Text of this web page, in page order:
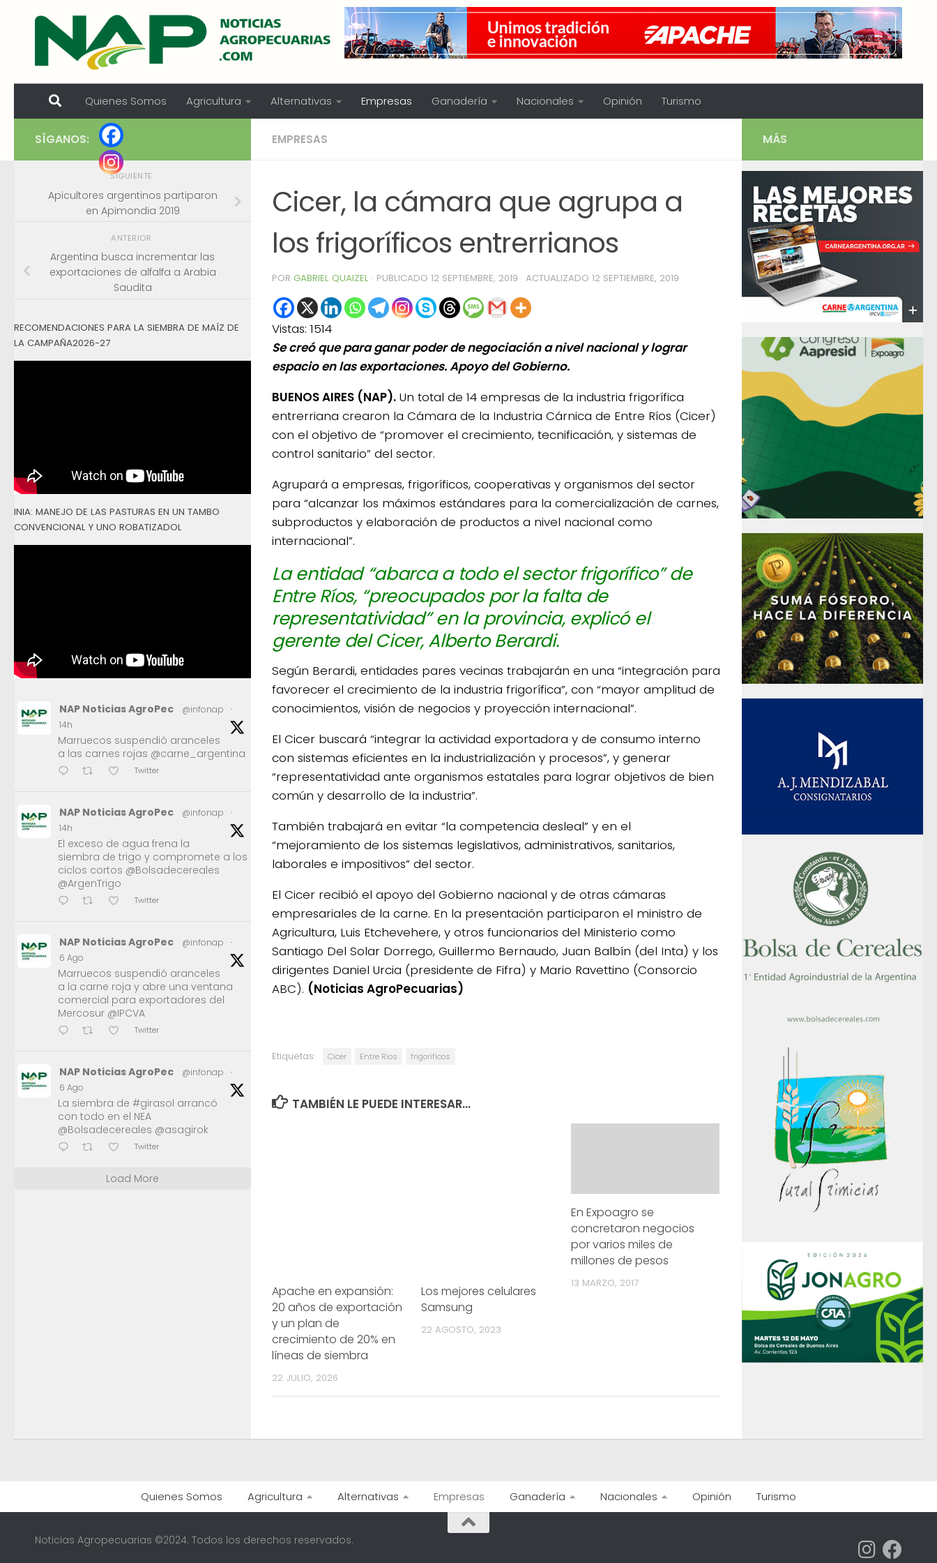
Skip to content
Quienes Somos Agricultura Alternativas Empresas Ganadería Nacionales Opinión Turismo
EMPRESAS
Cicer, la cámara que agrupa a
los frigoríficos entrerrianos
POR GABRIEL QUAIZEL · PUBLICADO 12 SEPTIEMBRE, 2019 · ACTUALIZADO 12 SEPTIEMBRE, 2019
Vistas: 1514
Se creó que para ganar poder de negociación a nivel nacional y lograr
espacio en las exportaciones. Apoyo del Gobierno.
BUENOS AIRES (NAP). Un total de 14 empresas de la industria frigorífica
entrerriana crearon la Cámara de la Industria Cárnica de Entre Ríos (Cicer)
con el objetivo de “promover el crecimiento, tecnificación, y sistemas de
control sanitario” del sector.
Agrupará a empresas, frigoríficos, cooperativas y organismos del sector
para “alcanzar los máximos estándares para la comercialización de carnes,
subproductos y elaboración de productos a nivel nacional como
internacional”.
La entidad “abarca a todo el sector frigorífico” de
Entre Ríos, “preocupados por la falta de
representatividad” en la provincia, explicó el
gerente del Cicer, Alberto Berardi.
Según Berardi, entidades pares vecinas trabajarán en una “integración para
favorecer el crecimiento de la industria frigorífica”, con “mayor amplitud de
conocimientos, visión de negocios y proyección internacional”.
El Cicer buscará “integrar la actividad exportadora y de consumo interno
con sistemas eficientes en la industrialización y procesos”, y generar
“representatividad ante organismos estatales para lograr objetivos de bien
común y desarrollo de la industria”.
También trabajará en evitar “la competencia desleal” y en el
“mejoramiento de los sistemas legislativos, administrativos, sanitarios,
laborales e impositivos” del sector.
El Cicer recibió el apoyo del Gobierno nacional y de otras cámaras
empresariales de la carne. En la presentación participaron el ministro de
Agricultura, Luis Etchevehere, y otros funcionarios del Ministerio como
Santiago Del Solar Dorrego, Guillermo Bernaudo, Juan Balbín (del Inta) y los
dirigentes Daniel Urcia (presidente de Fifra) y Mario Ravettino (Consorcio
ABC). (Noticias AgroPecuarias)
Etiquetas: Cicer Entre Rios frigorificos
TAMBIÉN LE PUEDE INTERESAR...
Apache en expansión:
20 años de exportación
y un plan de
crecimiento de 20% en
líneas de siembra
22 JULIO, 2026
Los mejores celulares
Samsung
22 AGOSTO, 2023
En Expoagro se
concretaron negocios
por varios miles de
millones de pesos
13 MARZO, 2017
SÍGANOS:
SIGUIENTE
Apicultores argentinos partiparon
en Apimondia 2019
ANTERIOR
Argentina busca incrementar las
exportaciones de alfalfa a Arabia
Saudita
RECOMENDACIONES PARA LA SIEMBRA DE MAÍZ DE
LA CAMPAÑA2026-27
INIA: MANEJO DE LAS PASTURAS EN UN TAMBO
CONVENCIONAL Y UNO ROBATIZADOL
NAP Noticias AgroPec @infonap
·
14h
Marruecos suspendió aranceles
a las carnes rojas @carne_argentina
Twitter
NAP Noticias AgroPec @infonap
·
14h
El exceso de agua frena la
siembra de trigo y compromete a los
ciclos cortos @Bolsadecereales
@ArgenTrigo
Twitter
NAP Noticias AgroPec @infonap
·
6 Ago
Marruecos suspendió aranceles
a la carne roja y abre una ventana
comercial para exportadores del
Mercosur @IPCVA
Twitter
NAP Noticias AgroPec @infonap
·
6 Ago
La siembra de #girasol arrancó
con todo en el NEA
@Bolsadecereales @asagirok
Twitter
Load More
MÁS
Quienes Somos Agricultura Alternativas Empresas Ganadería Nacionales Opinión Turismo
Noticias Agropecuarias ©2024. Todos los derechos reservados.